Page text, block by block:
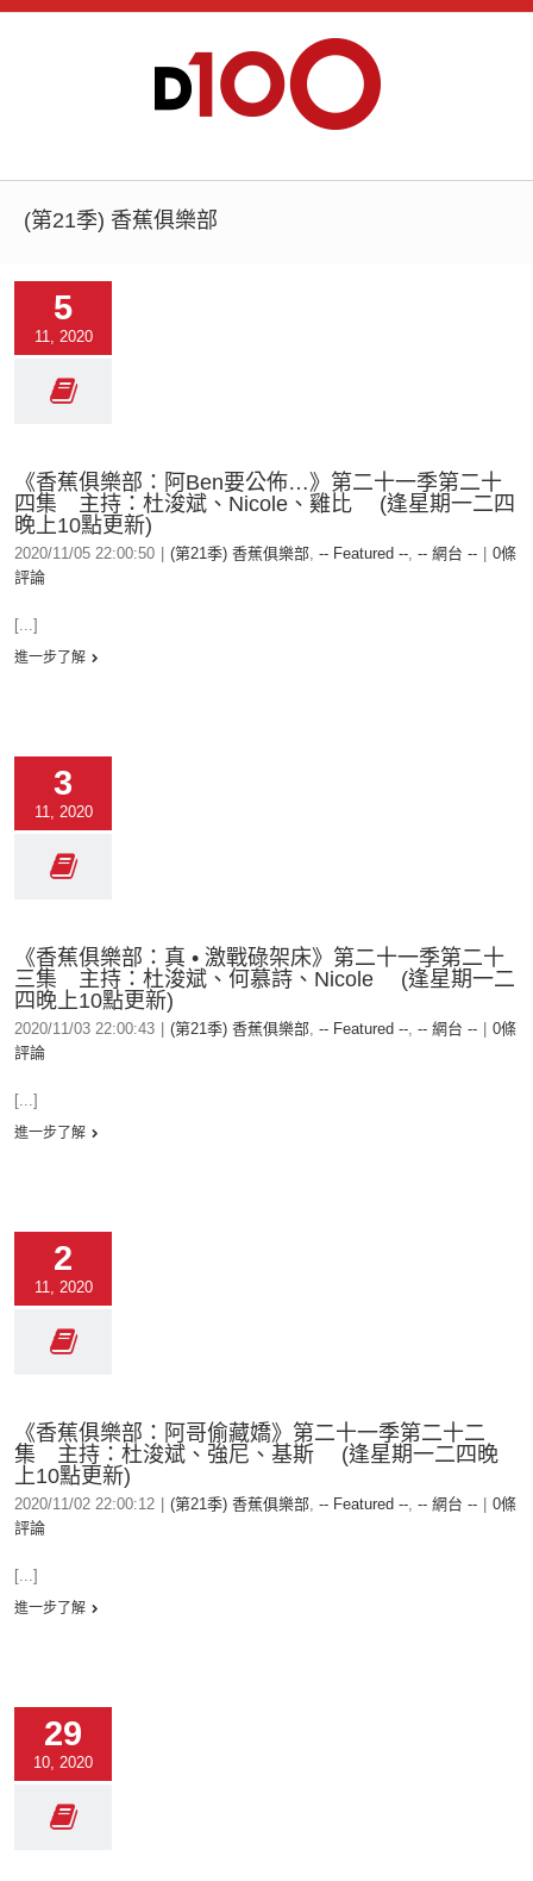
(第21季) 香蕉俱樂部
5
11, 2020
《香蕉俱樂部：阿Ben要公佈…》第二十一季第二十
四集 主持：杜浚斌、Nicole、雞比 (逢星期一二四
晚上10點更新)
2020/11/05 22:00:50 (第21季) 香蕉俱樂部, -- Featured --, -- 網台 --
0條
評論
[...]
進一步了解
3
11, 2020
《香蕉俱樂部：真 • 激戰碌架床》第二十一季第二十
三集 主持：杜浚斌、何慕詩、Nicole (逢星期一二
四晚上10點更新)
2020/11/03 22:00:43 (第21季) 香蕉俱樂部, -- Featured --, -- 網台 --
0條
評論
[...]
進一步了解
2
11, 2020
《香蕉俱樂部：阿哥偷藏嬌》第二十一季第二十二
集 主持：杜浚斌、強尼、基斯 (逢星期一二四晚
上10點更新)
2020/11/02 22:00:12 (第21季) 香蕉俱樂部, -- Featured --, -- 網台 --
0條
評論
[...]
進一步了解
29
10, 2020